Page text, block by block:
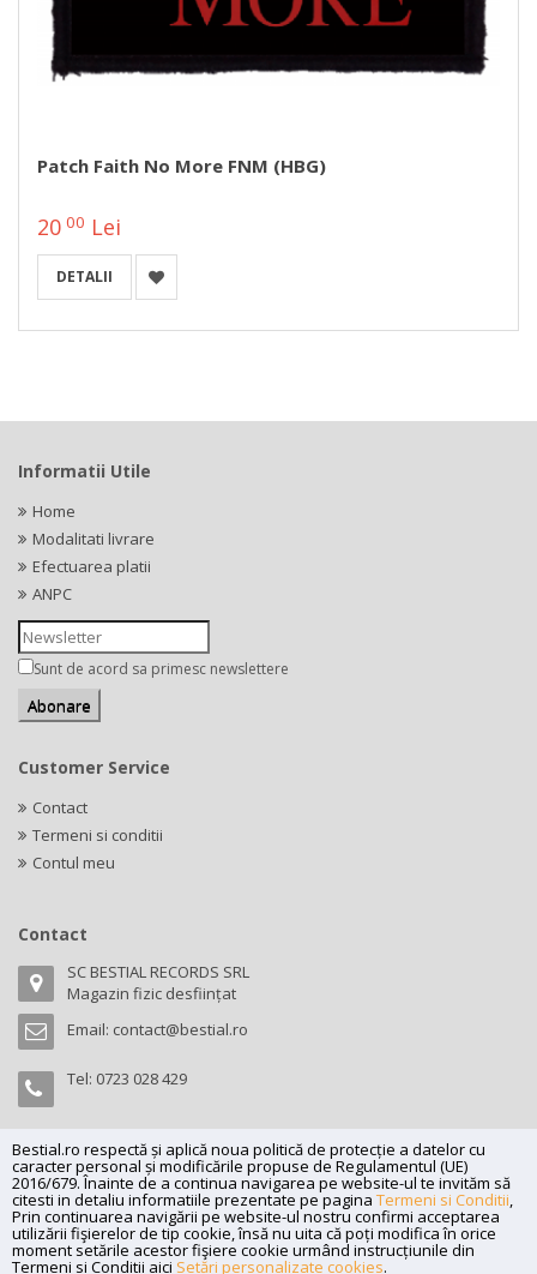
Patch Faith No More FNM (HBG)
20 00 Lei
DETALII
Bestial.ro respectă și aplică noua politică de protecție a datelor cu
caracter personal și modificările propuse de Regulamentul (UE)
2016/679. Înainte de a continua navigarea pe website-ul te invităm să
citesti in detaliu informatiile prezentate pe pagina Termeni si Conditii,
Prin continuarea navigării pe website-ul nostru confirmi acceptarea
utilizării fişierelor de tip cookie, însă nu uita că poți modifica în orice
moment setările acestor fişiere cookie urmând instrucțiunile din
Termeni si Conditii aici Setări personalizate cookies.
Informatii Utile
Home
Modalitati livrare
Efectuarea platii
ANPC
Sunt de acord sa primesc newslettere
Customer Service
Contact
Termeni si conditii
Contul meu
Contact
SC BESTIAL RECORDS SRL
Magazin fizic desființat
Email: contact@bestial.ro
Tel: 0723 028 429
Copyright (C) 2026bestial.ro -All rights reserved.
SC BESTIAL RECORDS SRL, Nr. R.C.: J35/345/2005, C.U.I.: RO17197870,
Adresa: Magazin fizic desființat
Powered byNet Interaction.